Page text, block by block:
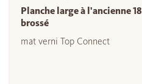
Planche large à l'ancienne
brossé
mat verni Top Connect